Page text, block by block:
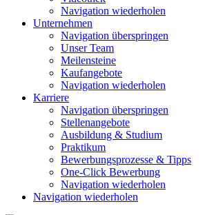
Navigation wiederholen
Unternehmen
Navigation überspringen
Unser Team
Meilensteine
Kaufangebote
Navigation wiederholen
Karriere
Navigation überspringen
Stellenangebote
Ausbildung & Studium
Praktikum
Bewerbungsprozesse & Tipps
One-Click Bewerbung
Navigation wiederholen
Navigation wiederholen